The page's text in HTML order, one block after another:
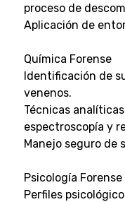
proceso de
Aplicación de
Química Forense
Identificación de
venenos.
Técnicas
espectroscopía y
Manejo seguro de
Psicología Forense
Perfiles